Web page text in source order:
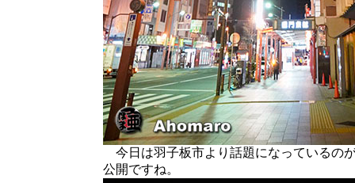
今日は羽子板市より話題になっているの
公開ですね。